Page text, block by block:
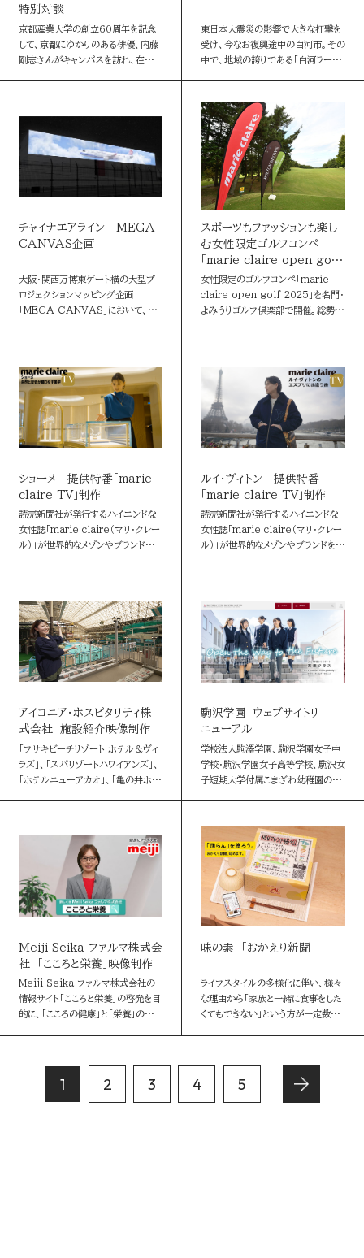
特別対談
京都産業大学の創立60周年を記念
して、京都にゆかりのある俳優、内藤
剛志さんがキャンパスを訪れ、在間敬
東日本大震災の影響で大きな打撃を
受け、今なお復興途中の白河市。その
中で、地域の誇りである「白河ラーメ
河ラーメンを自作するほど地元愛…
チャイナエアライン MEGA
CANVAS企画
大阪・関西万博東ゲート横の大型プ
ロジェクションマッピング企画
「MEGA CANVAS」において、
た。
スポーツもファッションも楽し
む女性限定ゴルフコンペ
「marie claire open golf
2025」
女性限定のゴルフコンペ「marie
claire open golf 2025」を名門・
よみうりゴルフ倶楽部で開催。総勢
ショーメ 提供特番「marie
claire TV」制作
読売新聞社が発行するハイエンドな
女性誌「marie claire（マリ・クレー
ル）」が世界的なメゾンやブランドを特
ルイ･ヴィトン 提供特番
「marie claire TV」制作
読売新聞社が発行するハイエンドな
女性誌「marie claire（マリ・クレー
ル）」が世界的なメゾンやブランドを特
アイコニア・ホスピタリティ株
式会社 施設紹介映像制作
「フサキビーチリゾート ホテル＆ヴィ
ラズ」、「スパリゾートハワイアンズ」、
「ホテルニューアカオ」、「亀の井ホテ
駒沢学園 ウェブサイトリ
ニューアル
学校法人駒澤学園、駒沢学園女子中
学校・駒沢学園女子高等学校、駒沢女
子短期大学付属こまざわ幼稚園の3
第一にサイト構成を整理し、イベント
や…
Meiji Seika ファルマ株式会
社 「こころと栄養」映像制作
Meiji Seika ファルマ株式会社の
情報サイト「こころと栄養」の啓発を目
的に、「こころの健康」と「栄養」の関係
味の素 「おかえり新聞」
ライフスタイルの多様化に伴い、様々
な理由から「家族と一緒に食事をした
くてもできない」という方が一定数い
1 2 3 4 5